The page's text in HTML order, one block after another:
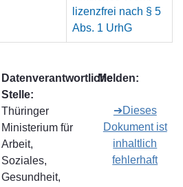
lizenzfrei nach § 5
Abs. 1 UrhG
Datenverantwortliche
Stelle:
Thüringer
Ministerium für
Arbeit,
Soziales,
Gesundheit,
Melden:
➔Dieses
Dokument ist
inhaltlich
fehlerhaft